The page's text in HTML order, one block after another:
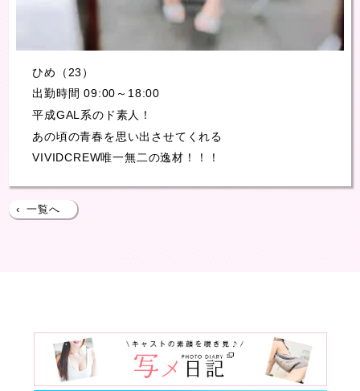
ひめ（23）
出勤時間 09:00～18:00
平成GAL系のド素人！
あの頃の青春を思い出させてくれる
VIVIDCREW唯一無二の逸材！！！
‹ 一覧へ